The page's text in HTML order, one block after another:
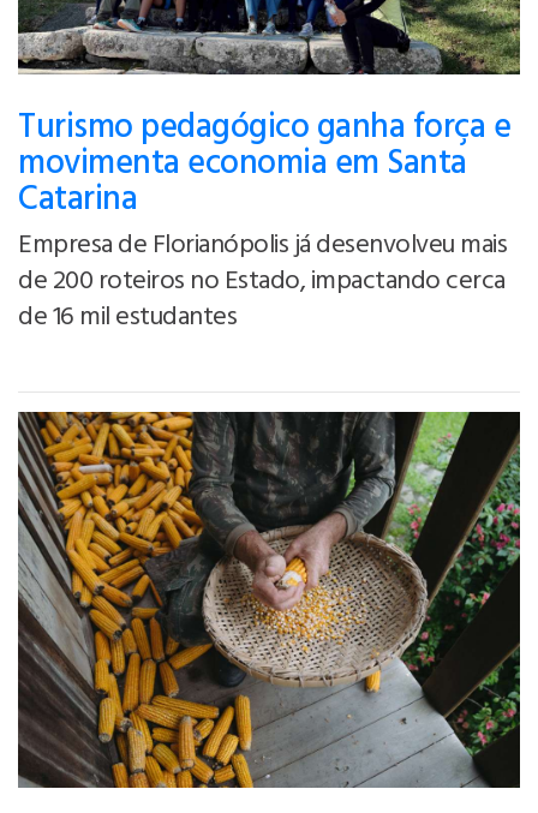
Turismo pedagógico ganha força e
movimenta economia em Santa
Catarina
Empresa de Florianópolis já desenvolveu mais
de 200 roteiros no Estado, impactando cerca
de 16 mil estudantes